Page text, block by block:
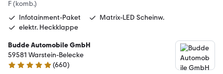
F (komb.)
Infotainment-Paket
Matrix-LED Scheinw.
elektr. Heckklappe
Budde Automobile GmbH
59581 Warstein-Belecke
4.8 Sterne
(660)